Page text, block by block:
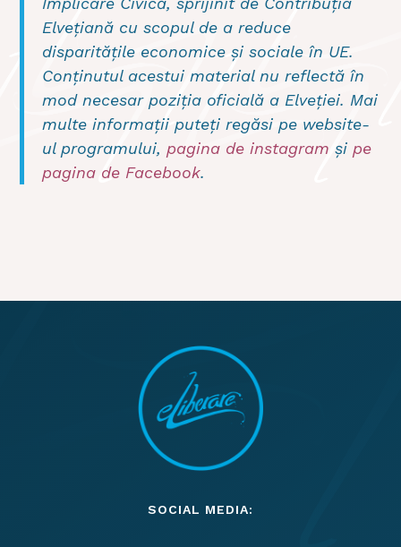
Elvețiană cu scopul de a reduce
disparitățile economice și sociale în UE.
Conținutul acestui material nu reflectă în
mod necesar poziția oficială a Elveției. Mai
multe informații puteți regăsi pe website-
ul programului, pagina de instagramși pe
pagina de Facebook.
SOCIAL MEDIA: